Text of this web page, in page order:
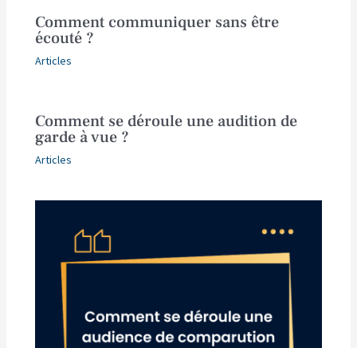
Comment communiquer sans être
écouté ?
Articles
Comment se déroule une audition de
garde à vue ?
Articles